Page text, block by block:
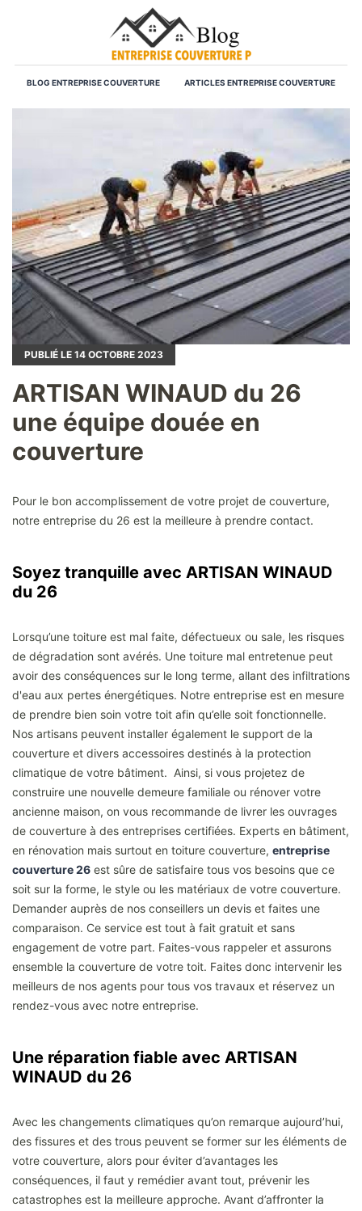
BLOG ENTREPRISE COUVERTURE ARTICLES ENTREPRISE COUVERTURE
PUBLIÉ LE 14 OCTOBRE 2023
ARTISAN WINAUD du 26
une équipe douée en
couverture
Pour le bon accomplissement de votre projet de couverture,
notre entreprise du 26 est la meilleure à prendre contact.
Soyez tranquille avec ARTISAN WINAUD
du 26
Lorsqu’une toiture est mal faite, défectueux ou sale, les risques
de dégradation sont avérés. Une toiture mal entretenue peut
avoir des conséquences sur le long terme, allant des infiltrations
d'eau aux pertes énergétiques. Notre entreprise est en mesure
de prendre bien soin votre toit afin qu’elle soit fonctionnelle.
Nos artisans peuvent installer également le support de la
couverture et divers accessoires destinés à la protection
climatique de votre bâtiment. Ainsi, si vous projetez de
construire une nouvelle demeure familiale ou rénover votre
ancienne maison, on vous recommande de livrer les ouvrages
de couverture à des entreprises certifiées. Experts en bâtiment,
en rénovation mais surtout en toiture couverture, entreprise
couverture 26 est sûre de satisfaire tous vos besoins que ce
soit sur la forme, le style ou les matériaux de votre couverture.
Demander auprès de nos conseillers un devis et faites une
comparaison. Ce service est tout à fait gratuit et sans
engagement de votre part. Faites-vous rappeler et assurons
ensemble la couverture de votre toit. Faites donc intervenir les
meilleurs de nos agents pour tous vos travaux et réservez un
rendez-vous avec notre entreprise.
Une réparation fiable avec ARTISAN
WINAUD du 26
Avec les changements climatiques qu’on remarque aujourd’hui,
des fissures et des trous peuvent se former sur les éléments de
votre couverture, alors pour éviter d’avantages les
conséquences, il faut y remédier avant tout, prévenir les
catastrophes est la meilleure approche. Avant d’affronter la